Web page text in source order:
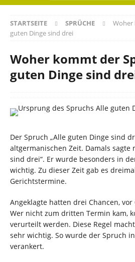
STARTSEITE SPRÜCHE
Woher
guten Dinge sind drei
Woher kommt der
guten Dinge sind
Der Spruch „Alle guten Dinge sind
altgermanischen Zeit. Damals sagte
sind drei“. Er wurde besonders in
wichtig. Zu dieser Zeit gab es
Gerichtstermine.
Angeklagte hatten drei Chancen,
Wer nicht zum dritten Termin kam,
verurteilt werden. Diese Regel
sehr wichtig. So wurde der Spruch
verankert.